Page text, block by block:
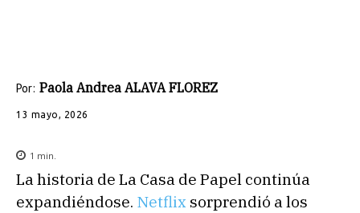
Por: Paola Andrea ALAVA FLOREZ
13 mayo, 2026
1 min.
La historia de La Casa de Papel continúa
expandiéndose. Netflix sorprendió a los